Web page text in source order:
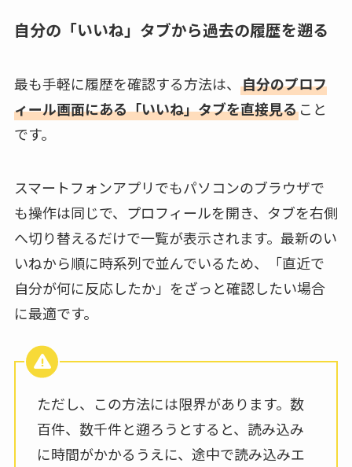
自分の「いいね」タブから過去の履歴を遡る
最も手軽に履歴を確認する方法は、 自分のプロフ
ィール画面にある「いいね」タブを直接見ること
です。
スマートフォンアプリでもパソコンのブラウザで
も操作は同じで、プロフィールを開き、タブを右側
へ切り替えるだけで一覧が表示されます。最新のい
いねから順に時系列で並んでいるため、「直近で
自分が何に反応したか」をざっと確認したい場合
に最適です。
ただし、この方法には限界があります。数
百件、数千件と遡ろうとすると、読み込み
に時間がかかるうえに、途中で読み込みエ